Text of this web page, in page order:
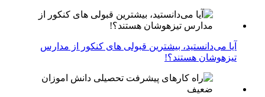
آیا می‌دانستید، بیشترین قبولی های کنکور از مدارس
تیزهوشان هستند؟!